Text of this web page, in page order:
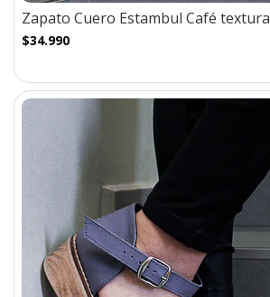
Zapato Cuero Estambul Café textura
$34.990